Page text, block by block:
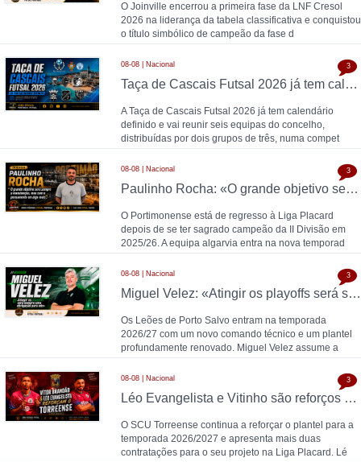
O Joinville encerrou a primeira fase da LNF Cresol
2026 na liderança da tabela classificativa e conquistou
o título simbólico de campeão da fase d
08-08 | Nacional
Taça de Cascais Futsal 2026 já tem calendário definido
A Taça de Cascais Futsal 2026 já tem calendário
definido e vai reunir seis equipas do concelho,
distribuídas por dois grupos de três, numa compet
3
08-08 | Nacional
Paulinho Rocha: «O grande objetivo será sempre a manutenção, mas com o pensamento em algo mais»
O Portimonense está de regresso à Liga Placard
depois de se ter sagrado campeão da II Divisão em
2025/26. A equipa algarvia entra na nova temporad
3
08-08 | Nacional
Miguel Velez: «Atingir os playoffs será sempre uma obrigação para nós»
Os Leões de Porto Salvo entram na temporada
2026/27 com um novo comando técnico e um plantel
profundamente renovado. Miguel Velez assume a
equipa pr
3
08-08 | Nacional
Léo Evangelista e Vitinho são reforços do Torreense para 2026/2027
O SCU Torreense continua a reforçar o plantel para a
temporada 2026/2027 e apresenta mais duas
contratações para o seu projeto na Liga Placard. Lé
3